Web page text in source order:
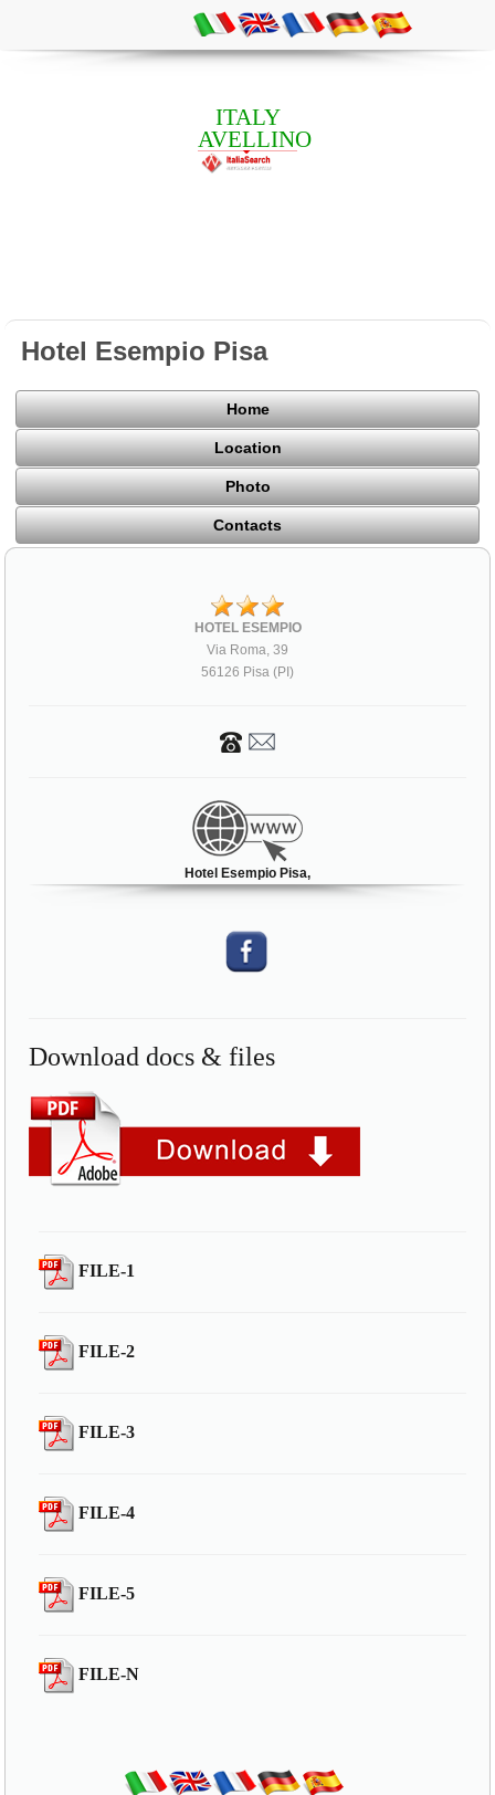
ITALY
AVELLINO
Hotel Esempio Pisa
Home
Location
Photo
Contacts
HOTEL ESEMPIO
Via Roma, 39
56126 Pisa (PI)
Hotel Esempio Pisa,
Download docs & files
FILE-1
FILE-2
FILE-3
FILE-4
FILE-5
FILE-N